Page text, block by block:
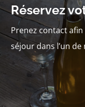
Réservez
Prenez contact
séjour dans l’un de